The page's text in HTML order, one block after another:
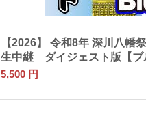
【2026】 令和8年 深川八幡
生中継 ダイジェスト版【ブ
5,500 円